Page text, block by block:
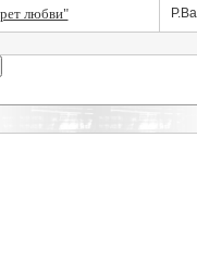
любви"